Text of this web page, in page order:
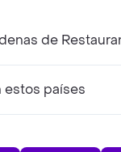
de
estos países